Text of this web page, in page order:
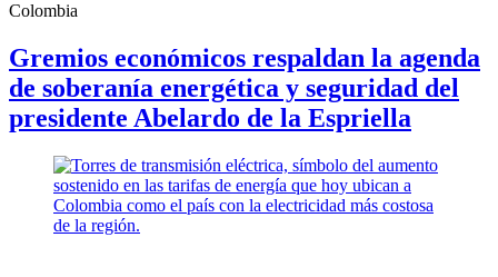
Colombia
Gremios económicos respaldan la agenda
de soberanía energética y seguridad del
presidente Abelardo de la Espriella